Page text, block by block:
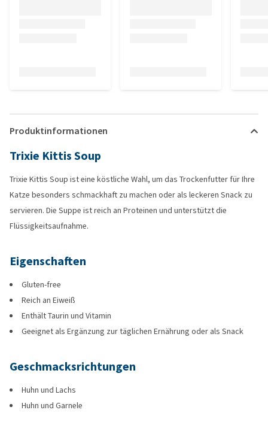
Produktinformationen
Trixie Kittis Soup
Trixie Kittis Soup ist eine köstliche Wahl, um das Trockenfutter für Ihre
Katze besonders schmackhaft zu machen oder als leckeren Snack zu
servieren. Die Suppe ist reich an Proteinen und unterstützt die
Flüssigkeitsaufnahme.
Eigenschaften
Gluten-free
Reich an Eiweiß
Enthält Taurin und Vitamin
Geeignet als Ergänzung zur täglichen Ernährung oder als Snack
Geschmacksrichtungen
Huhn und Lachs
Huhn und Garnele